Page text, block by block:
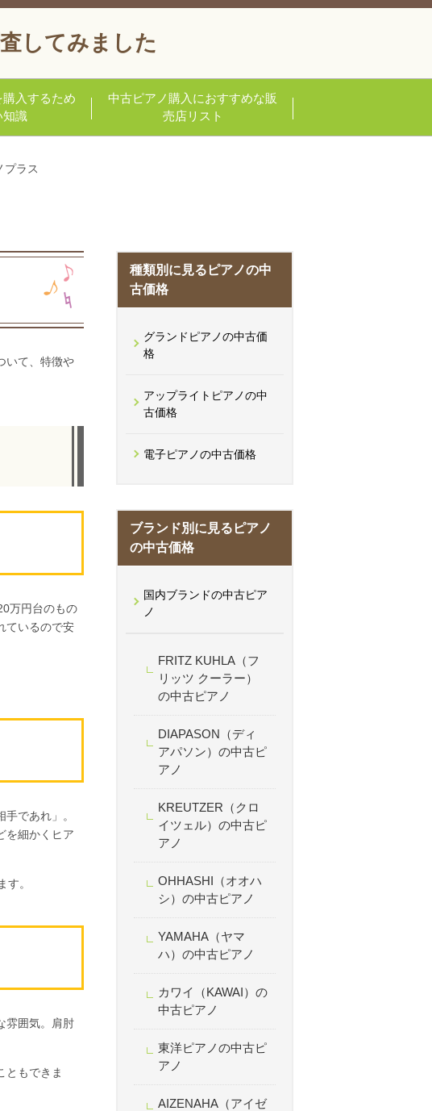
してみました
入するため
知識
中古ピアノ購入におすすめな販
売店リスト
プラス
いて、特徴や
万円台のもの
ているので安
であれ」。
を細かくヒア
。
雰囲気。肩肘
ともできま
種類別に見るピアノの中
古価格
グランドピアノの中古価
格
アップライトピアノの中
古価格
電子ピアノの中古価格
ブランド別に見るピアノ
の中古価格
国内ブランドの中古ピア
ノ
FRITZ KUHLA（フ
リッツ クーラー）
の中古ピアノ
DIAPASON（ディ
アパソン）の中古ピ
アノ
KREUTZER（クロ
イツェル）の中古ピ
アノ
OHHASHI（オオハ
シ）の中古ピアノ
YAMAHA（ヤマ
ハ）の中古ピアノ
カワイ（KAWAI）の
中古ピアノ
東洋ピアノの中古ピ
アノ
AIZENAHA（アイゼ